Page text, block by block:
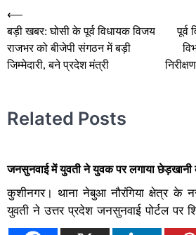
Post
navigation
⟵
बड़ी खबर: घोसी के पूर्व विधायक विजय
राजभर को बीजेपी संगठन में बड़ी
जिम्मेदारी, बने प्रदेश मंत्री
पूर्व
Related Posts
जनसुनवाई में युवती ने युवक पर लगाया छेड़खानी
कुशीनगर। थाना नेबुआ नौरंगिया क्षेत्र के
युवती ने उत्तर प्रदेश जनसुनवाई पोर्टल पर